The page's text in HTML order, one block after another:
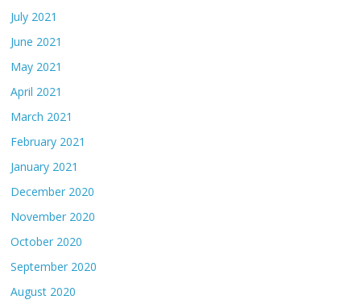
July 2021
June 2021
May 2021
April 2021
March 2021
February 2021
January 2021
December 2020
November 2020
October 2020
September 2020
August 2020